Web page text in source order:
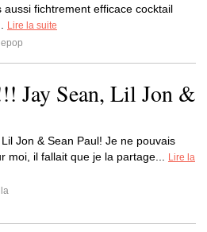
fichtrement efficace cocktail
Lire la suite
Jay Sean, Lil Jon &
Jon & Sean Paul! Je ne pouvais
moi, il fallait que je la partage...
Lire la